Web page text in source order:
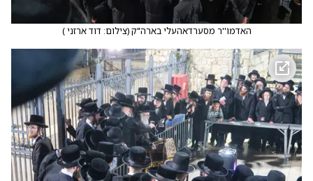
האדמו''ר מסערדאהעלי בארה"ק(צילום: דוד ארזני)